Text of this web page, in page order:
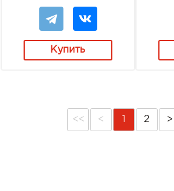
Купить
<< < 2 >